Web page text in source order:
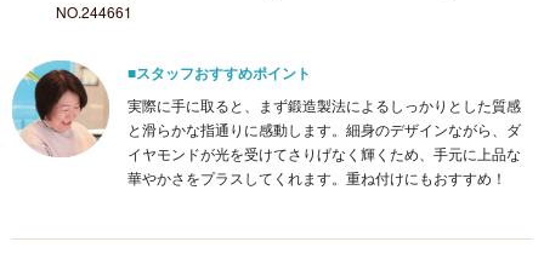
NO.244661
■スタッフおすすめポイント
実際に手に取ると、まず鍛造製法によるしっかりとした質感
と滑らかな指通りに感動します。細身のデザインながら、ダ
イヤモンドが光を受けてさりげなく輝くため、手元に上品な
華やかさをプラスしてくれます。重ね付けにもおすすめ！